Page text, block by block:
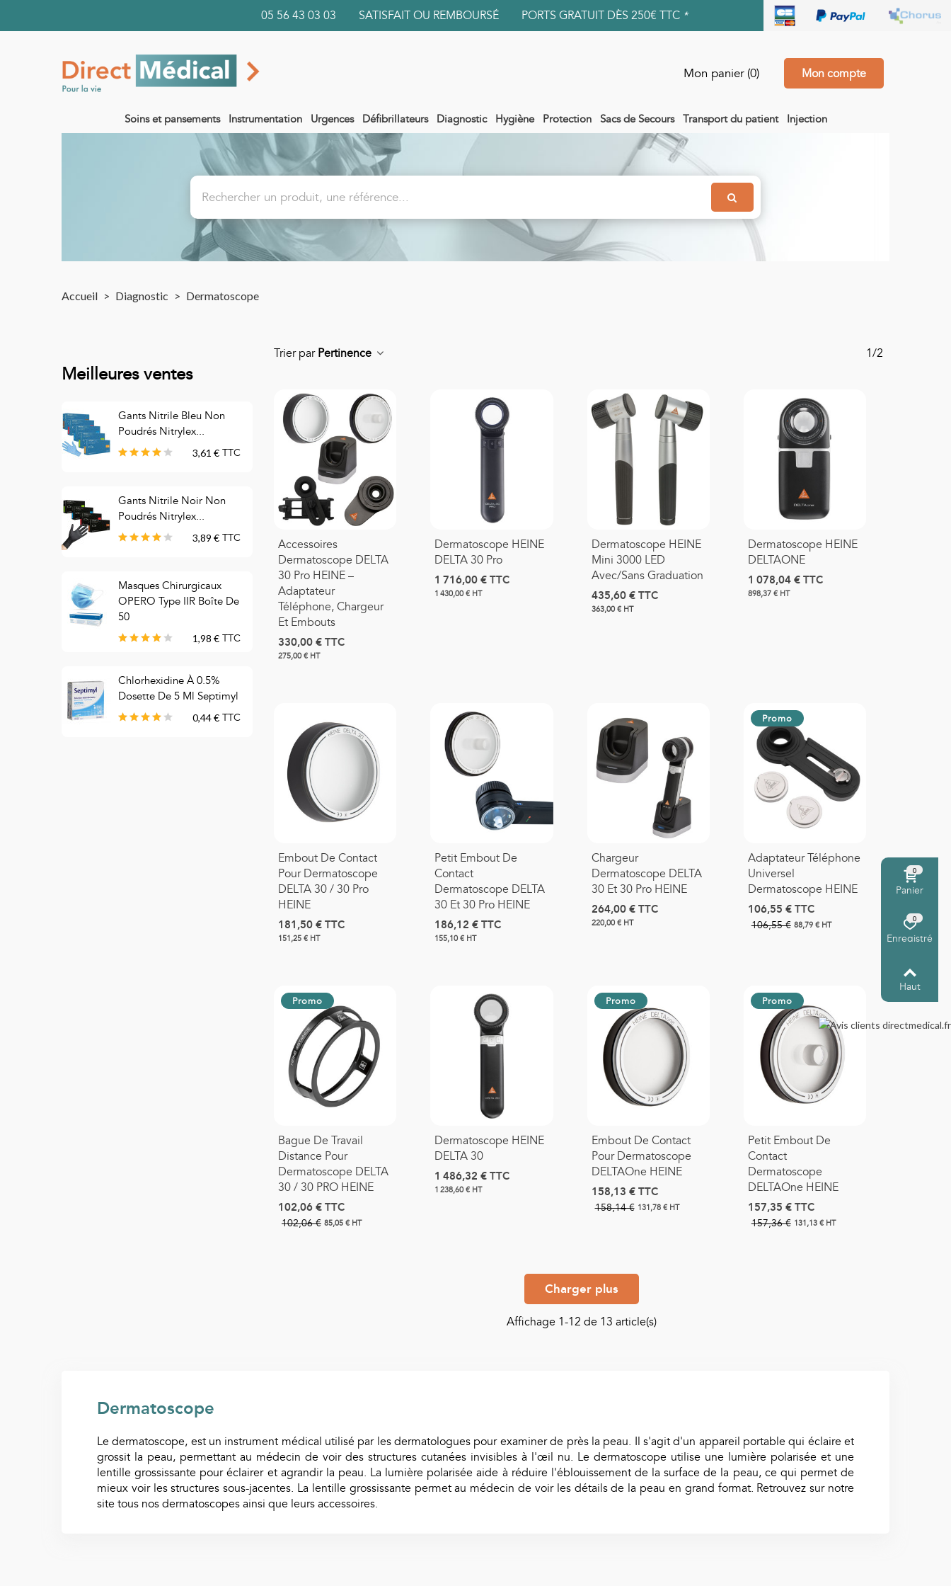
05 56 43 03 03 SATISFAIT OU REMBOURSÉ PORTS GRATUIT DÈS 250€ TTC *
Mon panier (0) Mon compte
Soins et pansements Instrumentation Urgences Défibrillateurs Diagnostic Hygiène Protection Sacs de Secours Transport du patient Injection
Accueil > Diagnostic > Dermatoscope
Dermatoscope
Le dermatoscope, est un instrument médical utilisé par les dermatologues pour examiner de près la peau. Il s'agit d'un appareil portable qui éclaire et
grossit la peau, permettant au médecin de voir des structures cutanées invisibles à l'œil nu. Le dermatoscope utilise une lumière polarisée et une
lentille grossissante pour éclairer et agrandir la peau. La lumière polarisée aide à réduire l'éblouissement de la surface de la peau, ce qui permet de
mieux voir les structures sous-jacentes. La lentille grossissante permet au médecin de voir les détails de la peau en grand format. Retrouvez sur notre
site tous nos dermatoscopes ainsi que leurs accessoires.
Meilleures ventes
Gants Nitrile Bleu Non
Poudrés Nitrylex...
3,61 € TTC
Gants Nitrile Noir Non
Poudrés Nitrylex...
3,89 € TTC
Masques Chirurgicaux
OPERO Type IIR Boîte De
50
1,98 € TTC
Chlorhexidine À 0.5%
Dosette De 5 Ml Septimyl
0,44 € TTC
Sonde D'aspiration Stérile
0,66 €
Masque Moyenne
Concentration Adulte
Masque Haute
Concentration Adulte PRO
Trier par Pertinence 1/2
Accessoires
Dermatoscope DELTA
30 Pro HEINE –
Adaptateur
Téléphone, Chargeur
Et Embouts
330,00 €TTC
275,00 € HT
Dermatoscope HEINE
DELTA 30 Pro
1 716,00 €TTC
1 430,00 € HT
Dermatoscope HEINE
Mini 3000 LED
Avec/sans Graduation
435,60 €TTC
363,00 € HT
Dermatoscope HEINE
DELTAONE
1 078,04 €TTC
898,37 € HT
Embout De Contact
Pour Dermatoscope
DELTA 30 / 30 Pro
HEINE
181,50 €TTC
151,25 € HT
Petit Embout De
Contact
Dermatoscope DELTA
30 Et 30 Pro HEINE
186,12 €TTC
155,10 € HT
Chargeur
Dermatoscope DELTA
30 Et 30 Pro HEINE
264,00 €TTC
220,00 € HT
Promo
Adaptateur Téléphone
Universel
Dermatoscope HEINE
106,55 €TTC
106,55 € 88,79 € HT
Promo
Bague De Travail
Distance Pour
Dermatoscope DELTA
30 / 30 PRO HEINE
102,06 €TTC
102,06 € 85,05 € HT
Dermatoscope HEINE
DELTA 30
1 486,32 €TTC
1 238,60 € HT
Promo
Embout De Contact
Pour Dermatoscope
DELTAOne HEINE
158,13 €TTC
158,14 € 131,78 € HT
Promo
Petit Embout De
Contact
Dermatoscope
DELTAOne HEINE
157,35 €TTC
157,36 € 131,13 € HT
Charger plus
Affichage 1-12 de 13 article(s)
Panier
0
Enregistré
0
Haut